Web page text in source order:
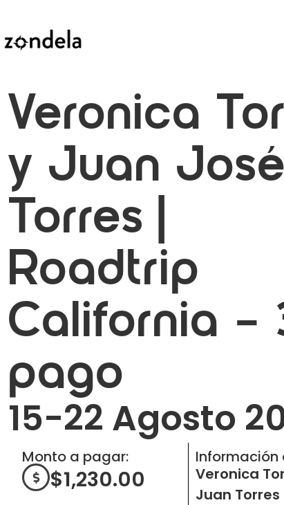
Veronica
y Juan José
Torres|
Roadtrip
California –
pago
15-22 Agosto
Monto a pagar:
$1,230.00
Información
Veronica
Juan